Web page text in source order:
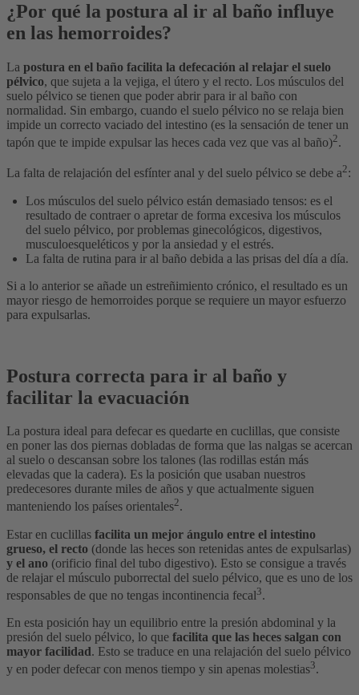
¿Por qué la postura al ir al baño influye
en las hemorroides?
La postura en el baño facilita la defecación al relajar el suelo
pélvico, que sujeta a la vejiga, el útero y el recto. Los músculos del
suelo pélvico se tienen que poder abrir para ir al baño con
normalidad. Sin embargo, cuando el suelo pélvico no se relaja bien
impide un correcto vaciado del intestino (es la sensación de tener un
tapón que te impide expulsar las heces cada vez que vas al baño)2.
La falta de relajación del esfínter anal y del suelo pélvico se debe a2:
Los músculos del suelo pélvico están demasiado tensos: es el
resultado de contraer o apretar de forma excesiva los músculos
del suelo pélvico, por problemas ginecológicos, digestivos,
musculoesqueléticos y por la ansiedad y el estrés.
La falta de rutina para ir al baño debida a las prisas del día a día.
Si a lo anterior se añade un estreñimiento crónico, el resultado es un
mayor riesgo de hemorroides porque se requiere un mayor esfuerzo
para expulsarlas.
Postura correcta para ir al baño y
facilitar la evacuación
La postura ideal para defecar es quedarte en cuclillas, que consiste
en poner las dos piernas dobladas de forma que las nalgas se acercan
al suelo o descansan sobre los talones (las rodillas están más
elevadas que la cadera). Es la posición que usaban nuestros
predecesores durante miles de años y que actualmente siguen
manteniendo los países orientales2.
Estar en cuclillas facilita un mejor ángulo entre el intestino
grueso, el recto (donde las heces son retenidas antes de expulsarlas)
y el ano (orificio final del tubo digestivo). Esto se consigue a través
de relajar el músculo puborrectal del suelo pélvico, que es uno de los
responsables de que no tengas incontinencia fecal3.
En esta posición hay un equilibrio entre la presión abdominal y la
presión del suelo pélvico, lo que facilita que las heces salgan con
mayor facilidad. Esto se traduce en una relajación del suelo pélvico
y en poder defecar con menos tiempo y sin apenas molestias3.